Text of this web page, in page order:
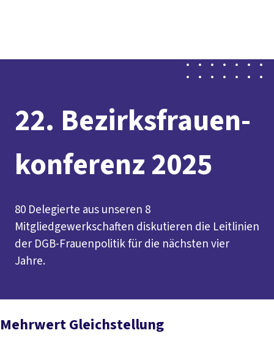
Politik in NRW
Service
22. Bezirksfrauen-
konferenz 2025
80 Delegierte aus unseren 8
Mitgliedgewerkschaften diskutieren die Leitlinien
der DGB-Frauenpolitik für die nächsten vier
Jahre.
Mehrwert Gleichstellung